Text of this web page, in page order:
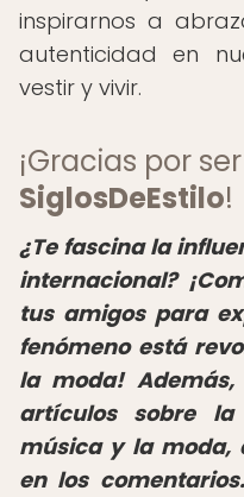
inspirarnos a
autenticidad en
vestir y vivir.
¡Gracias por
SiglosDeEstilo!
¿Te fascina la
internacional?
tus amigos para
fenómeno está
la moda!
artículos sobre
música y la moda,
en los